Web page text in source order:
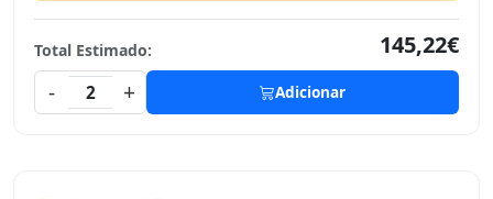
Total Estimado:
145,22€
-
2 + Adicionar